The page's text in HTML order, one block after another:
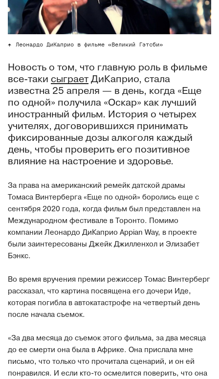
Леонардо ДиКаприо в фильме «Великий Гэтсби»
Новость о том, что главную роль в фильме
все-таки сыграетДиКаприо, стала
известна 25 апреля — в день, когда «Еще
по одной» получила «Оскар» как лучший
иностранный фильм. История о четырех
учителях, договорившихся принимать
фиксированные дозы алкоголя каждый
день, чтобы проверить его позитивное
влияние на настроение и здоровье.
За права на американский ремейк датской драмы
Томаса Винтерберга «Еще по одной» боролись еще с
сентября 2020 года, когда фильм был представлен на
Международном фестивале в Торонто. Помимо
компании Леонардо ДиКаприо Appian Way, в проекте
были заинтересованы Джейк Джилленхол и Элизабет
Бэнкс.
Во время вручения премии режиссер Томас Винтерберг
рассказал, что картина посвящена его дочери Иде,
которая погибла в автокатастрофе на четвертый день
после начала съемок.
«За два месяца до съемок этого фильма, за два месяца
до ее смерти она была в Африке. Она прислала мне
письмо, что только что прочитала сценарий, и он ей
понравился. И если кто-то осмелится поверить, что она